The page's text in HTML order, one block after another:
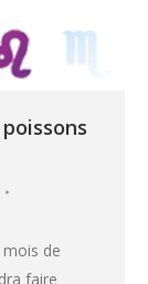
de
faire